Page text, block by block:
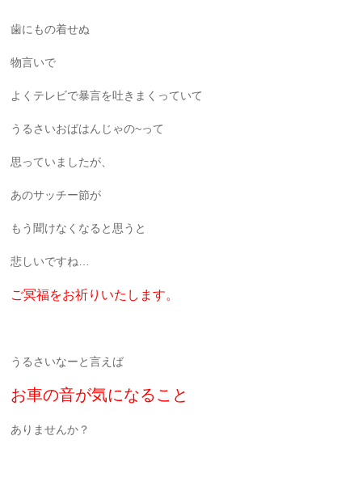
歯にもの着せぬ
物言いで
よくテレビで暴言を吐きまくっていて
うるさいおばはんじゃの~って
思っていましたが、
あのサッチー節が
もう聞けなくなると思うと
悲しいですね…
ご冥福をお祈りいたします。
うるさいなーと言えば
お車の音が気になること
ありませんか？